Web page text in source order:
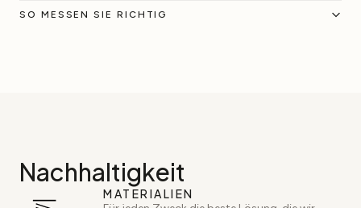
SO MESSEN SIE RICHTIG
Nachhaltigkeit
MATERIALIEN